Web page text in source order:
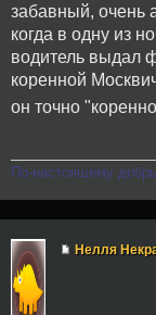
забавный, очень
когда в одну из
водитель выдал
коренной
он точно
По-настоящему
Нелля